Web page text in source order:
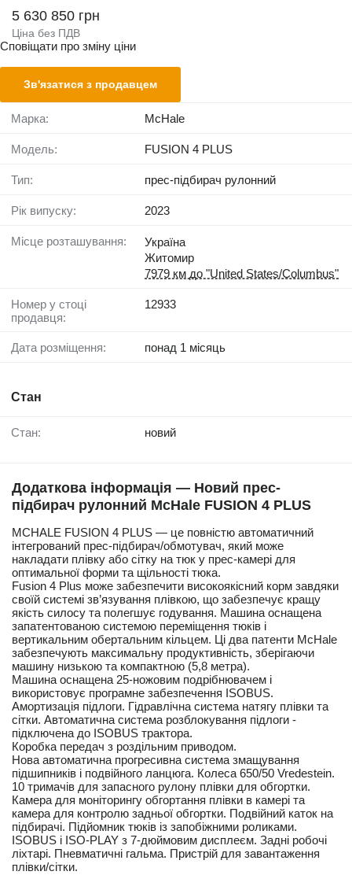
5 630 850 грн
Ціна без ПДВ
Сповіщати про зміну ціни
Зв'язатися з продавцем
Марка: McHale
Модель: FUSION 4 PLUS
Тип: прес-підбирач рулонний
Рік випуску: 2023
Місце розташування:
Україна
Житомир
7979 км до "United States/Columbus"
Номер у стоці
продавця:
12933
Дата розміщення: понад 1 місяць
Стан
Стан: новий
Додаткова інформація — Новий прес-
підбирач рулонний McHale FUSION 4 PLUS
MCHALE FUSION 4 PLUS — це повністю автоматичний
інтегрований прес-підбирач/обмотувач, який може
накладати плівку або сітку на тюк у прес-камері для
оптимальної форми та щільності тюка.
Fusion 4 Plus може забезпечити високоякісний корм завдяки
своїй системі зв’язування плівкою, що забезпечує кращу
якість силосу та полегшує годування. Машина оснащена
запатентованою системою переміщення тюків і
вертикальним обертальним кільцем. Ці два патенти McHale
забезпечують максимальну продуктивність, зберігаючи
машину низькою та компактною (5,8 метра).
Машина оснащена 25-ножовим подрібнювачем і
використовує програмне забезпечення ISOBUS.
Амортизація підлоги. Гідравлічна система натягу плівки та
сітки. Автоматична система розблокування підлоги -
підключена до ISOBUS трактора.
Коробка передач з роздільним приводом.
Нова автоматична прогресивна система змащування
підшипників і подвійного ланцюга. Колеса 650/50 Vredestein.
10 тримачів для запасного рулону плівки для обгортки.
Камера для моніторингу обгортання плівки в камері та
камера для контролю задньої обгортки. Подвійний каток на
підбирачі. Підйомник тюків із запобіжними роликами.
ISOBUS і ISO-PLAY з 7-дюймовим дисплеєм. Задні робочі
ліхтарі. Пневматичні гальма. Пристрій для завантаження
плівки/сітки.